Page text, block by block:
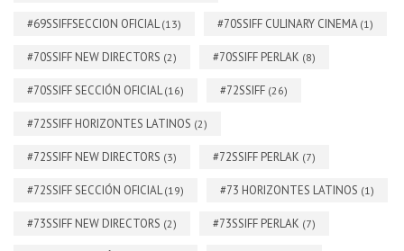
#69SSIFFSECCION OFICIAL(13) #70SSIFF CULINARY CINEMA (1)
#70SSIFF NEW DIRECTORS (2) #70SSIFF PERLAK (8)
#70SSIFF SECCIÓN OFICIAL(16) #72SSIFF (26)
#72SSIFF HORIZONTES LATINOS (2)
#72SSIFF NEW DIRECTORS (3) #72SSIFF PERLAK (7)
#72SSIFF SECCIÓN OFICIAL(19) #73 HORIZONTES LATINOS (1)
#73SSIFF NEW DIRECTORS (2) #73SSIFF PERLAK (7)